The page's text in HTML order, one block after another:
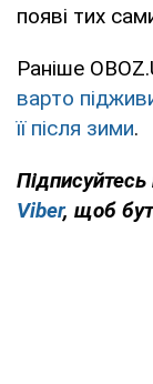
появі тих
Раніше
варто
її після зими.
Viber, щоб